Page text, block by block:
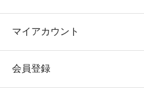
マイアカウント
会員登録